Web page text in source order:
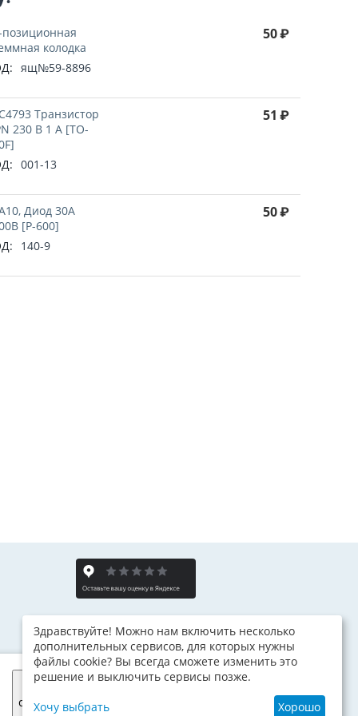
позиционная
колодка
ящ№59-8896
50₽
Транзистор
230 В 1 А [TO-
001-13
51 ₽
Диод 30А
[P-600]
140-9
50₽
согласен
Здравствуйте! Можно нам включить несколько
дополнительных сервисов, для которых нужны
файлы cookie? Вы всегда сможете изменить это
решение и выключить сервисы позже.
Хочу выбрать Хорошо